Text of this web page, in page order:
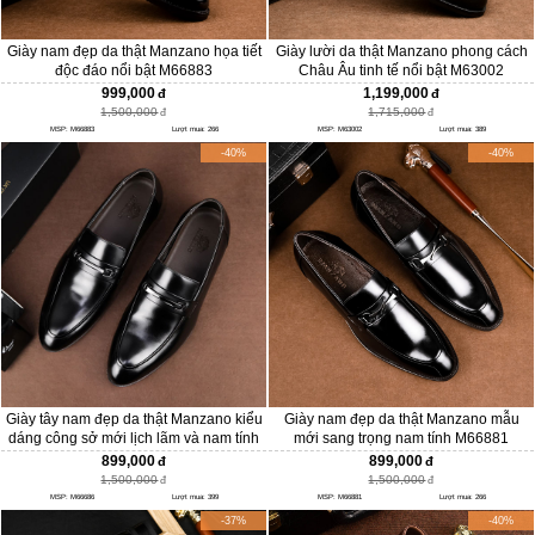
Giày nam đẹp da thật Manzano họa tiết
độc đáo nổi bật M66883
999,000
1,500,000
MSP: M66883 Lượt mua: 266
Giày lười da thật Manzano phong cách
Châu Âu tinh tế nổi bật M63002
1,199,000
1,715,000
MSP: M63002 Lượt mua: 389
-40%
Giày tây nam đẹp da thật Manzano kiểu
dáng công sở mới lịch lãm và nam tính
M66686
899,000
1,500,000
MSP: M66686 Lượt mua: 399
-40%
Giày nam đẹp da thật Manzano mẫu
mới sang trọng nam tính M66881
899,000
1,500,000
MSP: M66881 Lượt mua: 266
-37% -40%